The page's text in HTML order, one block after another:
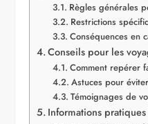
Règles générales
Restrictions
Conséquences en
Conseils pour les
Comment repérer
Astuces pour
Témoignages de
Informations